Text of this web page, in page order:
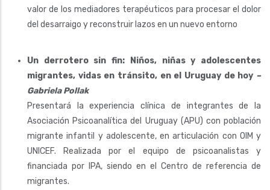
valor de los mediadores terapéuticos para procesar el dolor
del desarraigo y reconstruir lazos en un nuevo entorno
Un derrotero sin fin: Niños, niñas y adolescentes
migrantes, vidas en tránsito, en el Uruguay de hoy –
Gabriela Pollak
Presentará la experiencia clínica de integrantes de la
Asociación Psicoanalítica del Uruguay (APU) con población
migrante infantil y adolescente, en articulación con OIM y
UNICEF. Realizada por el equipo de psicoanalistas y
financiada por IPA, siendo en el Centro de referencia de
migrantes.